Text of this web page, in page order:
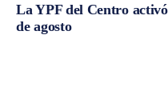
La YPF del Centro activó
de agosto